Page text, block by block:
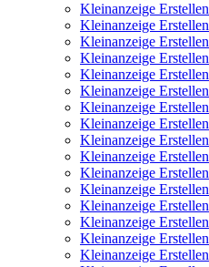
Kleinanzeige Erstellen
Kleinanzeige Erstellen
Kleinanzeige Erstellen
Kleinanzeige Erstellen
Kleinanzeige Erstellen
Kleinanzeige Erstellen
Kleinanzeige Erstellen
Kleinanzeige Erstellen
Kleinanzeige Erstellen
Kleinanzeige Erstellen
Kleinanzeige Erstellen
Kleinanzeige Erstellen
Kleinanzeige Erstellen
Kleinanzeige Erstellen
Kleinanzeige Erstellen
Kleinanzeige Erstellen